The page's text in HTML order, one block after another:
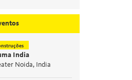
India
Noida, India